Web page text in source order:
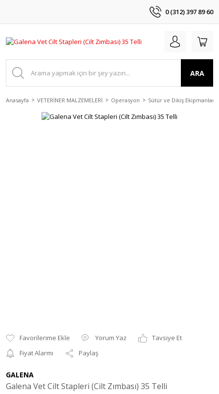
0 (312) 397 89 60
ARA
Anasayfa VETERİNER MALZEMELERİ Operasyon Sütür ve Dikiş Ekipmanları
Yorum Yaz
Tavsiye Et
Fiyat Alarmı
Paylaş
GALENA
Galena Vet Cilt Stapleri (Cilt Zımbası) 35 Telli